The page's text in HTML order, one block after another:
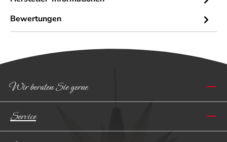
Bewertungen
Wir beraten Sie gerne
Service